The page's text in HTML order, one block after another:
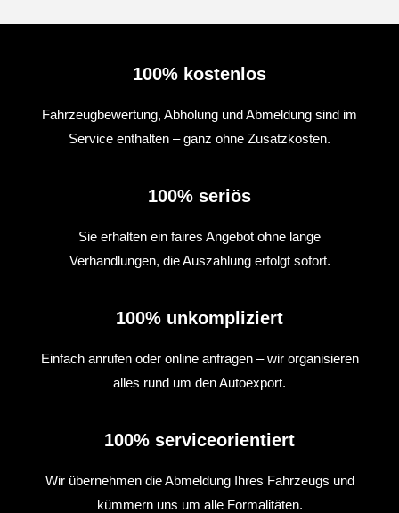
100% kostenlos
Fahrzeugbewertung, Abholung und Abmeldung sind im
Service enthalten – ganz ohne Zusatzkosten.
100% seriös
Sie erhalten ein faires Angebot ohne lange
Verhandlungen, die Auszahlung erfolgt sofort.
100% unkompliziert
Einfach anrufen oder online anfragen – wir organisieren
alles rund um den Autoexport.
100% serviceorientiert
Wir übernehmen die Abmeldung Ihres Fahrzeugs und
kümmern uns um alle Formalitäten.